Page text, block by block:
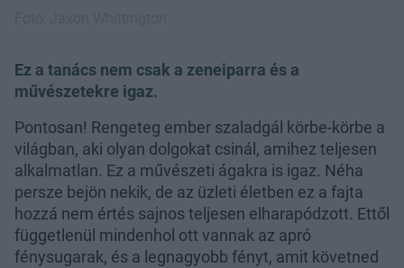
Ez a tanács nem csak a zeneiparra és a
művészetekre igaz.
Pontosan! Rengeteg ember szaladgál körbe-körbe a
világban, aki olyan dolgokat csinál, amihez teljesen
alkalmatlan. Ez a művészeti ágakra is igaz. Néha
persze bejön nekik, de az üzleti életben ez a fajta
hozzá nem értés sajnos teljesen elharapódzott. Ettől
függetlenül mindenhol ott vannak az apró
fénysugarak, és a legnagyobb fényt, amit követned